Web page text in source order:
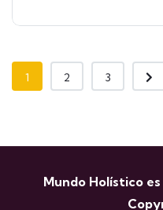
1 2 3
Mundo Holístico